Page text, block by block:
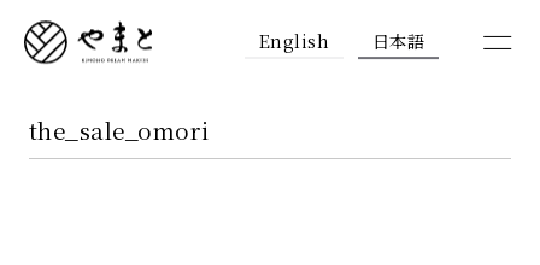
English 日本語
the_sale_omori